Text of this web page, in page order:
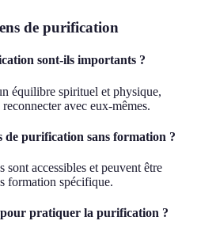
de purification
sont-ils importants ?
équilibre spirituel et physique,
avec eux-mêmes.
purification sans formation ?
sont accessibles et peuvent être
formation spécifique.
pratiquer la purification ?